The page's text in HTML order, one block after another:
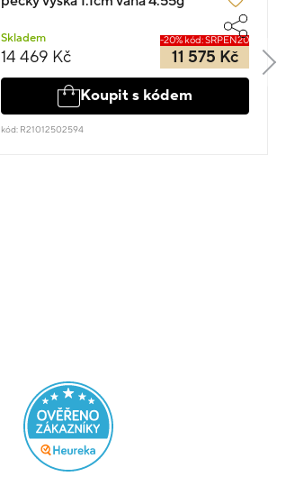
Skladem
14 469 Kč
-20% kód: SRPEN20
11 575 Kč
Koupit s kódem
kód: R21012502594